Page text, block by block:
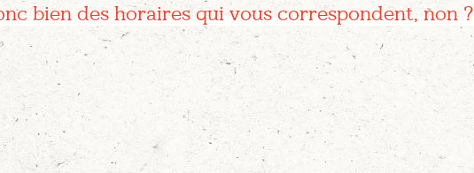
bien des horaires qui vous correspondent, non ?